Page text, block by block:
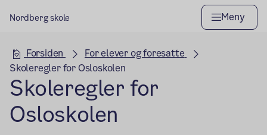
Nordberg skole Meny
Hovedseksjon
Forsiden
For elever og foresatte
Skoleregler for Osloskolen
Skoleregler for
Osloskolen